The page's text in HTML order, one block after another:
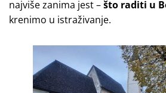
najviše zanima jest –što raditi u
krenimo u istraživanje.